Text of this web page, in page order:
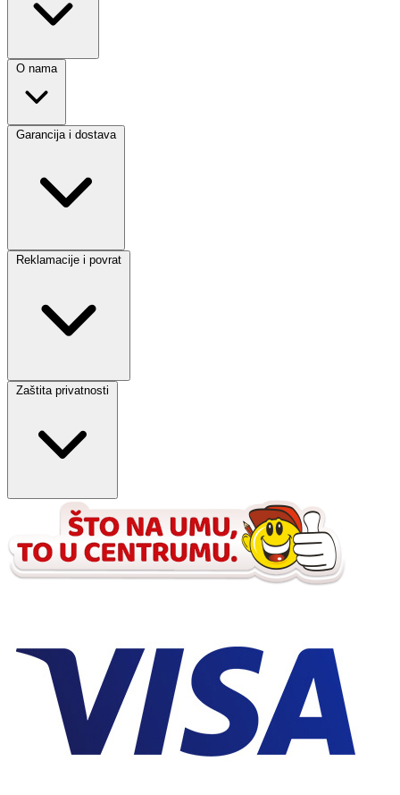
O nama
Garancija i dostava
Reklamacije i povrat
Zaštita privatnosti